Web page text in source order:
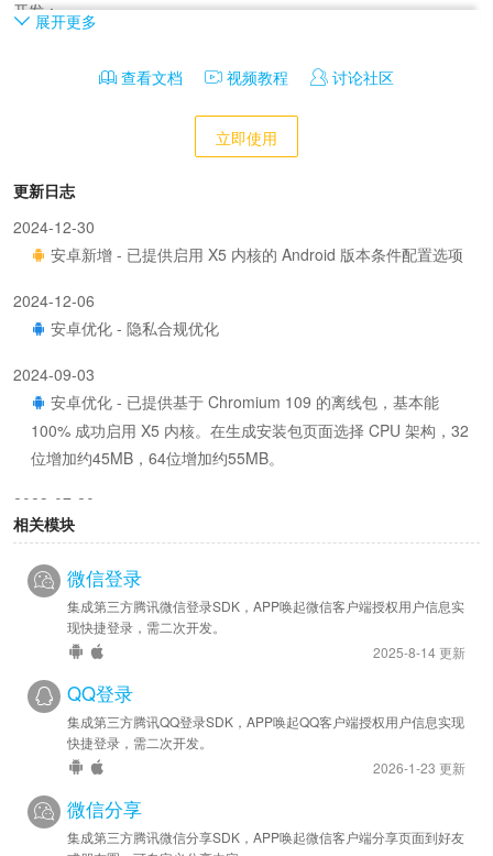
开发： 展开更多
查看文档 视频教程 讨论社区
立即使用
更新日志
2024-12-30
安卓新增 - 已提供启用 X5 内核的 Android 版本条件配置选项
2024-12-06
安卓优化 - 隐私合规优化
2024-09-03
安卓优化 - 已提供基于 Chromium 109 的离线包，基本能
100% 成功启用 X5 内核。在生成安装包页面选择 CPU 架构，32
位增加约45MB，64位增加约55MB。
2023-07-20
安卓优化 - SDK 已升级至 v44286
2022-09-29
安卓优化 - SDK 已升级至 v44226
2022-08-01
安卓优化 - SDK 已升级至 v44216
2022-06-16
安卓优化 - SDK 已升级至 v44199
2022-05-12
安卓优化 - SDK 已升级至 v44181
相关模块
微信登录
集成第三方腾讯微信登录SDK，APP唤起微信客户端授权用户信息实
现快捷登录，需二次开发。
2025-8-14 更新
QQ登录
集成第三方腾讯QQ登录SDK，APP唤起QQ客户端授权用户信息实现
快捷登录，需二次开发。
2026-1-23 更新
微信分享
集成第三方腾讯微信分享SDK，APP唤起微信客户端分享页面到好友